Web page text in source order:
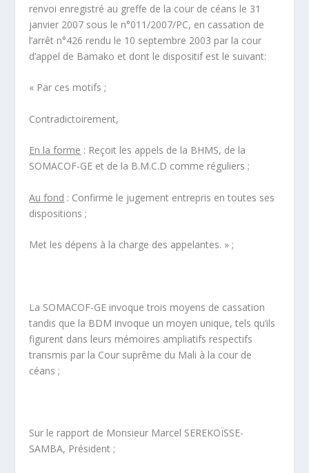
renvoi enregistré au greffe de la cour de céans le 31
janvier 2007 sous le n°011/2007/PC, en cassation de
l’arrêt n°426 rendu le 10 septembre 2003 par la cour
d’appel de Bamako et dont le dispositif est le suivant:
« Par ces motifs ;
Contradictoirement,
En la forme : Reçoit les appels de la BHMS, de la
SOMACOF-GE et de la B.M.C.D comme réguliers ;
Au fond : Confirme le jugement entrepris en toutes ses
dispositions ;
Met les dépens à la charge des appelantes. » ;
La SOMACOF-GE invoque trois moyens de cassation
tandis que la BDM invoque un moyen unique, tels qu’ils
figurent dans leurs mémoires ampliatifs respectifs
transmis par la Cour suprême du Mali à la cour de
céans ;
Sur le rapport de Monsieur Marcel SEREKOÏSSE-
SAMBA, Président ;